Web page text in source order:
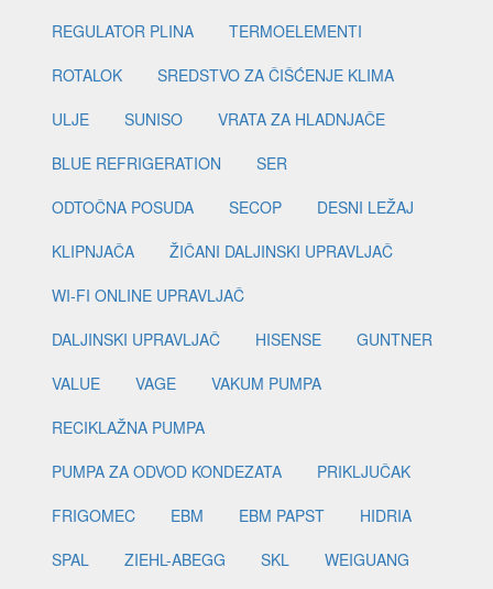
REGULATOR PLINA
TERMOELEMENTI
ROTALOK
SREDSTVO ZA ČIŠĆENJE KLIMA
ULJE
SUNISO
VRATA ZA HLADNJAČE
BLUE REFRIGERATION
SER
ODTOČNA POSUDA
SECOP
DESNI LEŽAJ
KLIPNJAČA
ŽIČANI DALJINSKI UPRAVLJAČ
WI-FI ONLINE UPRAVLJAČ
DALJINSKI UPRAVLJAČ
HISENSE
GUNTNER
VALUE
VAGE
VAKUM PUMPA
RECIKLAŽNA PUMPA
PUMPA ZA ODVOD KONDEZATA
PRIKLJUČAK
FRIGOMEC
EBM EBM PAPST
HIDRIA
SPAL
ZIEHL-ABEGG SKL WEIGUANG